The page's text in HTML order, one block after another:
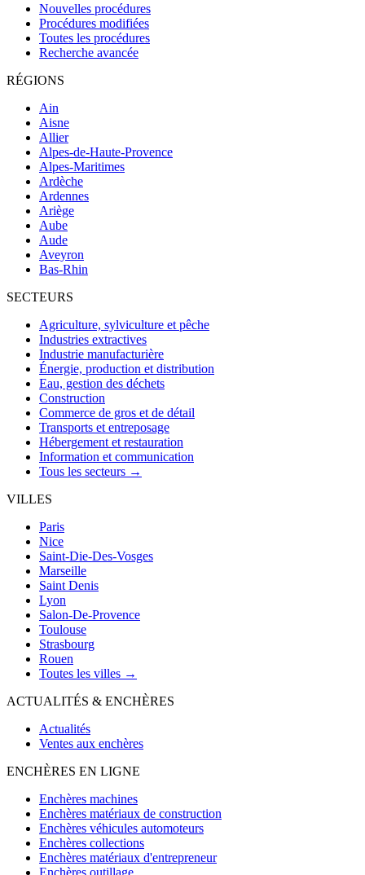
Nouvelles procédures
Procédures modifiées
Toutes les procédures
Recherche avancée
RÉGIONS
Ain
Aisne
Allier
Alpes-de-Haute-Provence
Alpes-Maritimes
Ardèche
Ardennes
Ariège
Aube
Aude
Aveyron
Bas-Rhin
SECTEURS
Agriculture, sylviculture et pêche
Industries extractives
Industrie manufacturière
Énergie, production et distribution
Eau, gestion des déchets
Construction
Commerce de gros et de détail
Transports et entreposage
Hébergement et restauration
Information et communication
Tous les secteurs →
VILLES
Paris
Nice
Saint-Die-Des-Vosges
Marseille
Saint Denis
Lyon
Salon-De-Provence
Toulouse
Strasbourg
Rouen
Toutes les villes →
ACTUALITÉS & ENCHÈRES
Actualités
Ventes aux enchères
ENCHÈRES EN LIGNE
Enchères machines
Enchères matériaux de construction
Enchères véhicules automoteurs
Enchères collections
Enchères matériaux d'entrepreneur
Enchères outillage